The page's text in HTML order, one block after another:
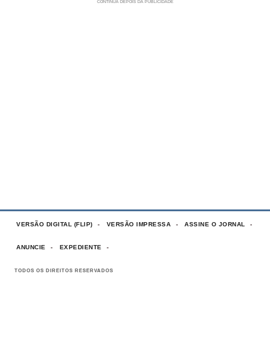
VERSÃO DIGITAL (FLIP) VERSÃO IMPRESSA ASSINE O JORNAL
ANUNCIE EXPEDIENTE
TODOS OS DIREITOS RESERVADOS